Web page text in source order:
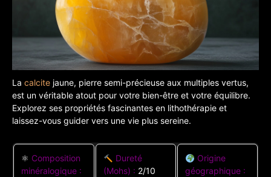
La calcite jaune, pierre semi-précieuse aux multiples vertus,
est un véritable atout pour votre bien-être et votre équilibre.
Explorez ses propriétés fascinantes en lithothérapie et
laissez-vous guider vers une vie plus sereine.
⚛ Composition
minéralogique :
Dureté
(Mohs) : 2/10
Origine
géographique :